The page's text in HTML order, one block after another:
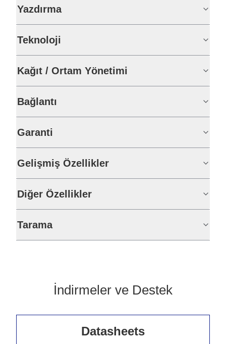
Yazdırma
Teknoloji
Kağıt / Ortam Yönetimi
Bağlantı
Garanti
Gelişmiş Özellikler
Diğer Özellikler
Tarama
İndirmeler ve Destek
Datasheets